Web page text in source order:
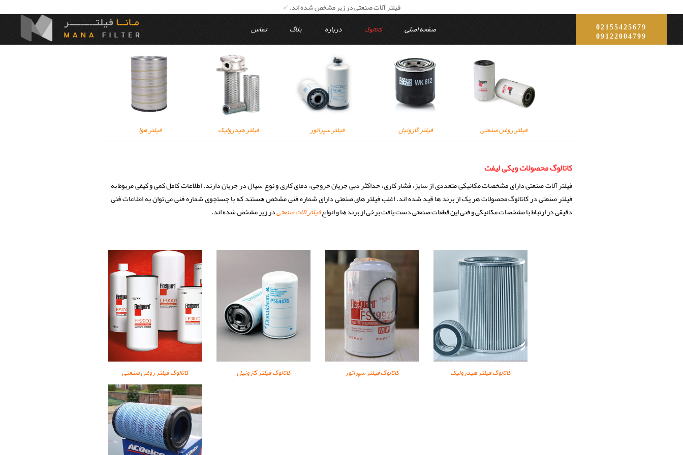
فیلتر آلات صنعتی در زیر مشخص شده اند.">
صفحه اصلی
کاتالوگ درباره بلاگ تماس 02155425679
09122004799
فیلتر هوا فیلتر هیدرولیک فیلتر سپراتور فیلتر گازوئیل فیلتر روغن صنعتی
کاتالوگ محصولات ویکی لیفت
فیلتر آلات صنعتی دارای مشخصات مکانیکی متعددی از سایز، فشار کاری، حداکثر دبی جریان خروجی، دمای کاری و نوع سیال در جریان دارند. اطلاعات کامل کمی و کیفی مربوط به
فیلتر صنعتی در کاتالوگ محصولات هر یک از برند ها قید شده اند. اغلب فیلتر های صنعتی دارای شماره فنی مشخص هستند که با جستجوی شماره فنی می توان به اطلاعات فنی
دقیقی در ارتباط با مشخصات مکانیکی و فنی این قطعات صنعتی دست یافت برخی از برند ها و انواعفیلتر آلات صنعتیدر زیر مشخص شده اند.
کاتالوگ فیلتر روغن صنعتی کاتالوگ فیلتر گازوئیل کاتالوگ فیلتر سپراتور کاتالوگ فیلتر هیدرولیک